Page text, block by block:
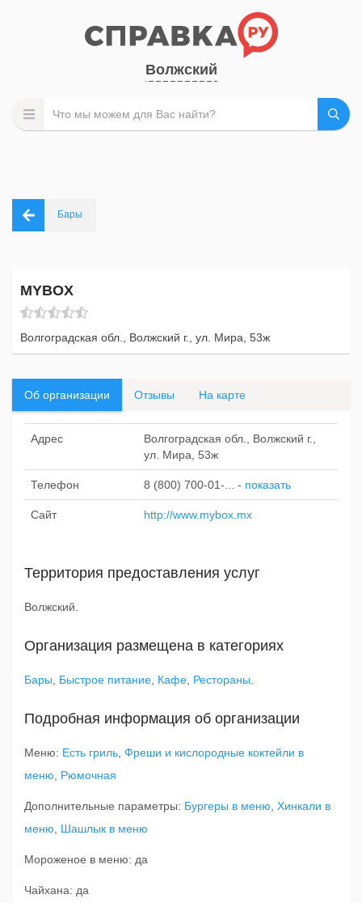
Волжский
Бары
MYBOX
Волгоградская обл., Волжский г., ул. Мира, 53ж
Об организации Отзывы На карте
Адрес
Волгоградская обл., Волжский г.,
ул. Мира, 53ж
Телефон 8 (800) 700-01-... - показать
Сайт http://www.mybox.mx
Территория предоставления услуг
Волжский.
Организация размещена в категориях
Бары Быстрое питание Кафе Рестораны
Подробная информация об организации
Меню: Есть гриль Фреши и кислородные коктейли в
меню
Рюмочная
Дополнительные параметры: Бургеры в меню Хинкали в
меню
Шашлык в меню
Мороженое в меню: да
Чайхана: да